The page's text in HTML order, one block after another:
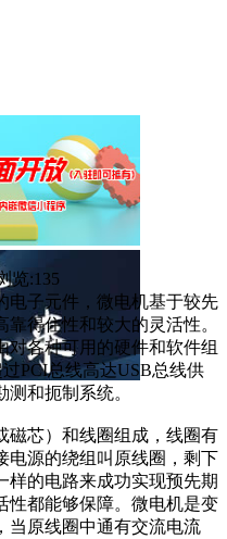
览:135
电子元件，微电机基于较先
得住性和较大的灵活性。
对各种可用的硬件和软件组
PCI总线高达USB总线供
和扼制系统。
磁芯）和线圈组成，线圈有
电源的绕组叫原线圈，剩下
样的电路来成功实现预先期
性都能够保障。微电机是变
当原线圈中通有交流电流